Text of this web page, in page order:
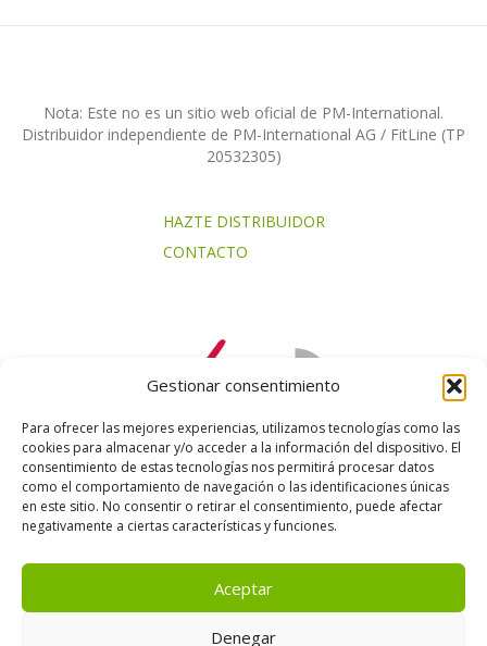
Gestionar consentimiento
Para ofrecer las mejores experiencias, utilizamos tecnologías como las
cookies para almacenar y/o acceder a la información del dispositivo. El
consentimiento de estas tecnologías nos permitirá procesar datos
como el comportamiento de navegación o las identificaciones únicas
en este sitio. No consentir o retirar el consentimiento, puede afectar
negativamente a ciertas características y funciones.
Aceptar
Denegar
Nota: Este no es un sitio web oficial de PM-International.
Distribuidor independiente de PM-International AG / FitLine (TP
20532305)
HAZTE DISTRIBUIDOR
CONTACTO